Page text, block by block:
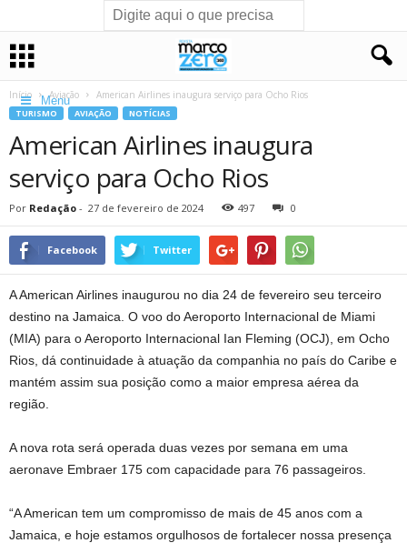
Menu
Início Aviação American Airlines inaugura serviço para Ocho Rios
TURISMO AVIAÇÃO NOTÍCIAS
American Airlines inaugura
serviço para Ocho Rios
Por Redação - 27 de fevereiro de 2024 497 0
Facebook Twitter
A American Airlines inaugurou no dia 24 de fevereiro seu terceiro
destino na Jamaica. O voo do Aeroporto Internacional de Miami
(MIA) para o Aeroporto Internacional Ian Fleming (OCJ), em Ocho
Rios, dá continuidade à atuação da companhia no país do Caribe e
mantém assim sua posição como a maior empresa aérea da
região.
A nova rota será operada duas vezes por semana em uma
aeronave Embraer 175 com capacidade para 76 passageiros.
“A American tem um compromisso de mais de 45 anos com a
Jamaica, e hoje estamos orgulhosos de fortalecer nossa presença